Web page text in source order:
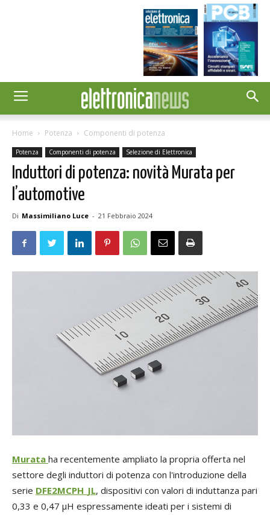
Home Potenza Componenti di potenza
Potenza Componenti di potenza Selezione di Elettronica
Induttori di potenza: novità Murata per
l’automotive
Di Massimiliano Luce - 21 Febbraio 2024
Murata ha recentemente ampliato la propria offerta nel
settore degli induttori di potenza con l'introduzione della
serie DFE2MCPH_JL, dispositivi con valori di induttanza pari
0,33 e 0,47 µH espressamente ideati per i sistemi di